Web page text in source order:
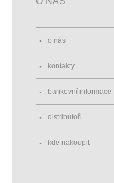
o nás
kontakty
bankovní informace
distributoři
kde nakoupit